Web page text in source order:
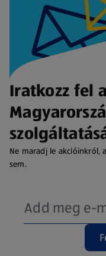
Iratkozz fel
Ne maradj le akcióinkról,
sem.